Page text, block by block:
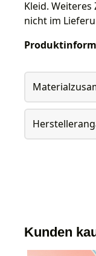
Kleid.
nicht im
Kunden